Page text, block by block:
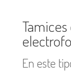
En este